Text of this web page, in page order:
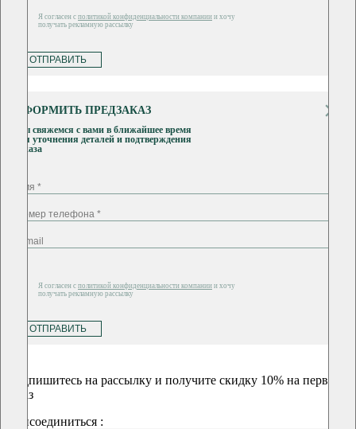
Я согласен с политикой конфиденциальности компании и хочу
получать рекламную рассылку
ОТПРАВИТЬ
ОФОРМИТЬ ПРЕДЗАКАЗ
Мы свяжемся с вами в ближайшее время
для уточнения деталей и подтверждения
заказа
Я согласен с политикой конфиденциальности компании и хочу
получать рекламную рассылку
ОТПРАВИТЬ
Подпишитесь на рассылку и получите скидку 10% на первый
заказ
Присоединиться :